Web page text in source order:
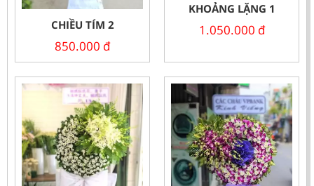
CHIỀU TÍM 2
850.000 đ
KHOẢNG LẶNG 1
1.050.000 đ